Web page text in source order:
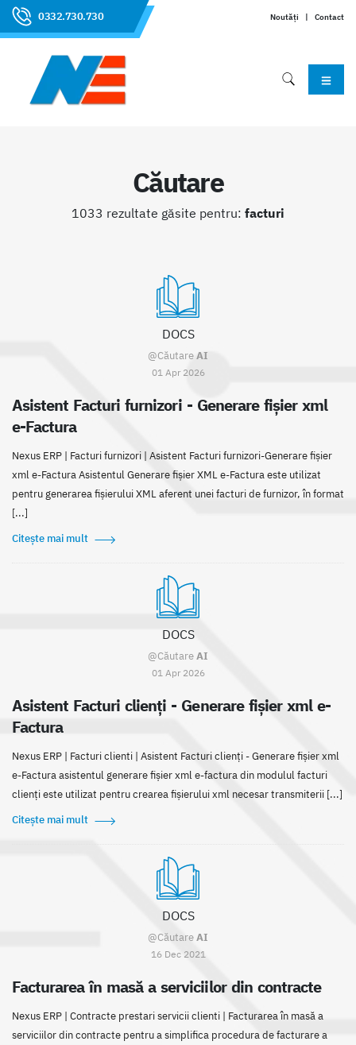
0332.730.730 Noutăți | Contact
Căutare
1033 rezultate găsite pentru: facturi
DOCS
@CăutareAI
01 Apr 2026
Asistent Facturi furnizori - Generare fișier xml
e-Factura
Nexus ERP | Facturi furnizori | Asistent Facturi furnizori-Generare fișier
xml e-Factura Asistentul Generare fișier XML e-Factura este utilizat
pentru generarea fișierului XML aferent unei facturi de furnizor, în format
[...]
Citește mai mult
DOCS
@CăutareAI
01 Apr 2026
Asistent Facturi clienți - Generare fișier xml e-
Factura
Nexus ERP | Facturi clienti | Asistent Facturi clienți - Generare fișier xml
e-Factura asistentul generare fișier xml e-factura din modulul facturi
clienți este utilizat pentru crearea fișierului xml necesar transmiterii [...]
Citește mai mult
DOCS
@CăutareAI
16 Dec 2021
Facturarea în masă a serviciilor din contracte
Nexus ERP | Contracte prestari servicii clienti | Facturarea în masă a
serviciilor din contracte pentru a simplifica procedura de facturare a